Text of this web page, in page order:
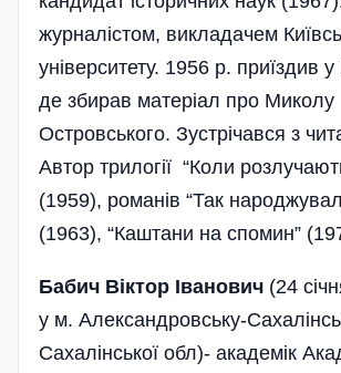
журналістом, викладачем
університету. 1956 р. приїздив у
де збирав матеріал про Миколу
Островського. Зустрічався з
Автор трилогії “Коли
(1959), романів “Так
(1963), “Каштани на спомин”
Бабич Віктор Іванович (24
у м. Александровську-
Сахалінської обл)- академік